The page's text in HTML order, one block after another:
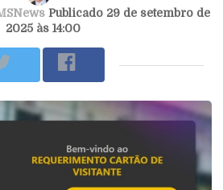
Publicado 29 de setembro de
2025 às 14:00